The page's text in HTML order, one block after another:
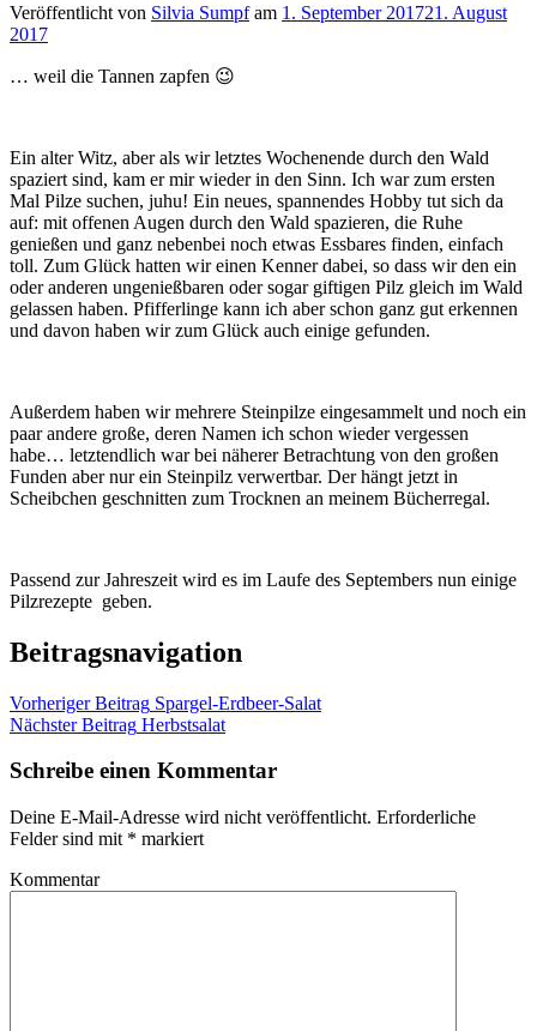
Veröffentlicht von Silvia Sumpfam 1. September 201721. August
2017
… weil die Tannen zapfen 😉
Ein alter Witz, aber als wir letztes Wochenende durch den Wald
spaziert sind, kam er mir wieder in den Sinn. Ich war zum ersten
Mal Pilze suchen, juhu! Ein neues, spannendes Hobby tut sich da
auf: mit offenen Augen durch den Wald spazieren, die Ruhe
genießen und ganz nebenbei noch etwas Essbares finden, einfach
toll. Zum Glück hatten wir einen Kenner dabei, so dass wir den ein
oder anderen ungenießbaren oder sogar giftigen Pilz gleich im Wald
gelassen haben. Pfifferlinge kann ich aber schon ganz gut erkennen
und davon haben wir zum Glück auch einige gefunden.
Außerdem haben wir mehrere Steinpilze eingesammelt und noch ein
paar andere große, deren Namen ich schon wieder vergessen
habe… letztendlich war bei näherer Betrachtung von den großen
Funden aber nur ein Steinpilz verwertbar. Der hängt jetzt in
Scheibchen geschnitten zum Trocknen an meinem Bücherregal.
Passend zur Jahreszeit wird es im Laufe des Septembers nun einige
Pilzrezepte geben.
Beitragsnavigation
Vorheriger Beitrag Spargel-Erdbeer-Salat
Nächster Beitrag Herbstsalat
Schreibe einen Kommentar
Deine E-Mail-Adresse wird nicht veröffentlicht. Erforderliche
Felder sind mit * markiert
Kommentar